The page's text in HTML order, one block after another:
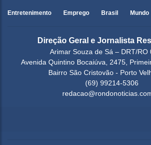
Entretenimento Emprego Brasil Mundo
Direção Geral e Jornalista
Arimar Souza de Sá – DRT/RO
Avenida Quintino Bocaiúva, 2475,
Bairro São Cristovão - Porto
(69) 99214-5306